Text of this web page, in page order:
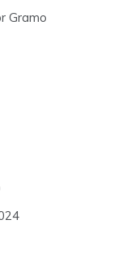
Gramo